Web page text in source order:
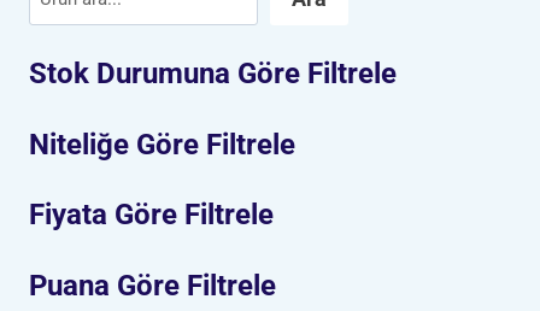
Stok Durumuna Göre Filtrele
Niteliğe Göre Filtrele
Fiyata Göre Filtrele
Puana Göre Filtrele